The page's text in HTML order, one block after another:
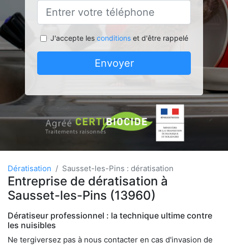
J'accepte les conditionset d'être rappelé
Envoyer
Dératisation Sausset-les-Pins : dératisation
Entreprise de dératisation à
Sausset-les-Pins (13960)
Dératiseur professionnel : la technique ultime contre
les nuisibles
Ne tergiversez pas à nous contacter en cas d'invasion de